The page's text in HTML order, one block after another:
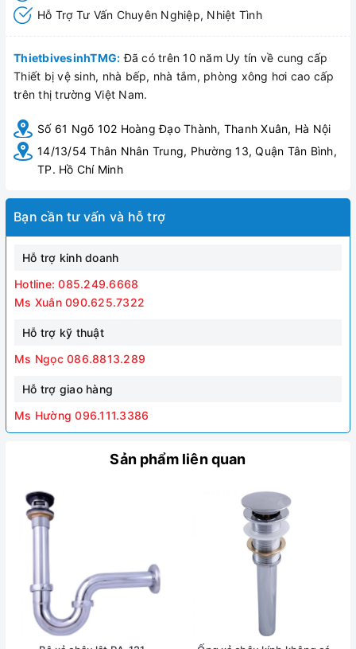
Hỗ Trợ Tư Vấn Chuyên Nghiệp, Nhiệt Tình
ThietbivesinhTMG: Đã có trên 10 năm Uy tín về cung cấp
Thiết bị vệ sinh, nhà bếp, nhà tắm, phòng xông hơi cao cấp
trên thị trường Việt Nam.
Số 61 Ngõ 102 Hoàng Đạo Thành, Thanh Xuân, Hà Nội
14/13/54 Thân Nhân Trung, Phường 13, Quận Tân Bình,
TP. Hồ Chí Minh
Bạn cần tư vấn và hỗ trợ
Hỗ trợ kinh doanh
Hotline: 085.249.6668
Ms Xuân 090.625.7322
Hỗ trợ kỹ thuật
Ms Ngọc 086.8813.289
Hỗ trợ giao hàng
Ms Hường 096.111.3386
Sản phẩm liên quan